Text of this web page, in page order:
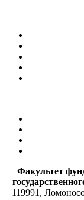
Факультет
119991,